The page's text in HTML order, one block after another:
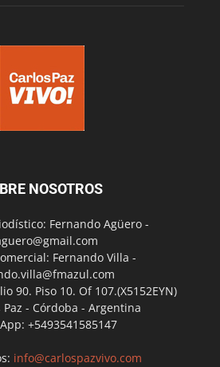
NOSOTROS
Fernando Agüero -
Fernando Villa -
90. Piso 10. Of 107.(X5152EYN)
Paz - Córdoba - Argentina
+5493541585147
info@carlospazvivo.com